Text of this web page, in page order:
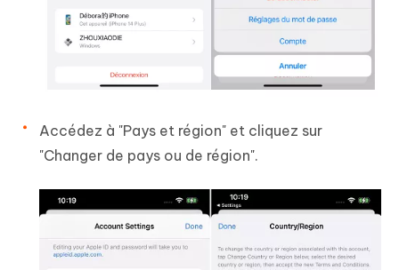
Accédez à "Pays et région" et cliquez sur
"Changer de pays ou de région".